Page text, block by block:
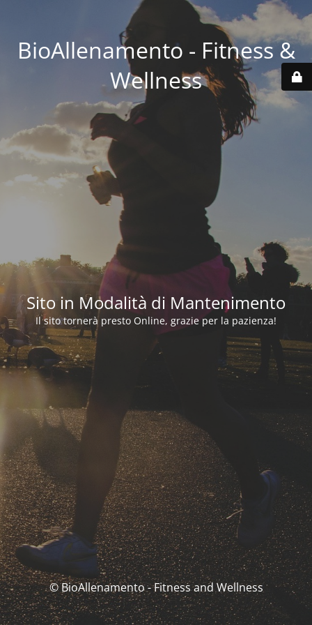
BioAllenamento - Fitness &
Wellness
Sito in Modalità di Mantenimento
Il sito tornerà presto Online, grazie per la pazienza!
© BioAllenamento - Fitness and Wellness